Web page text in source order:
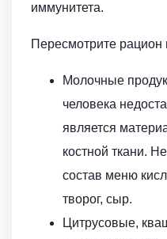
иммунитета.
Пересмотрите рацион
Молочные
человека
является
костной ткани.
состав меню
творог, сыр.
Цитрусовые,